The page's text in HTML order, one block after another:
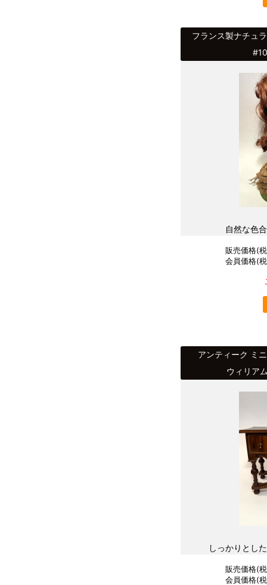
フランス製ナチ
自然な色
販売価格(
会員価格(
アンティーク ミ
ウィリア
しっかりとし
販売価格(
会員価格(